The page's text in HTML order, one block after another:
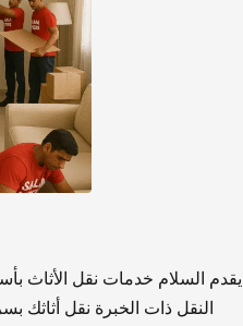
يقدم السلام خدمات نقل الأثاث
النقل ذات الخبرة نقل أثاثك